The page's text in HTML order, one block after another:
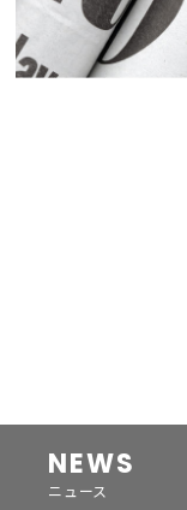
NEWS
ニュース